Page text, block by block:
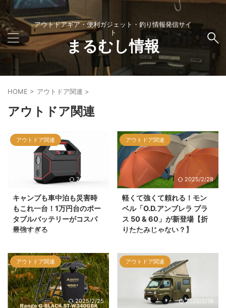
アウトドアギア・便利ガジェット・釣り情報発信サイ
ト
まるむし情報
HOME > アウトドア関連 >
アウトドア関連
アウトドア関連
2025/3/10
キャンプも車中泊も災害時
もこれ一台！1万円台のポー
タブルバッテリーがコスパ
最強すぎる
テリーに興味を持っているけど、
ちょっとお高いから手を出しづら
い方、キャンプなどのアウトドア
が好きだけど荷物をあまり増やし
たくないからポータブルバッテリ
ー購入に躊躇されている方は意外
アウトドア関連
2025/2/28
軽くて強くて頼れる！モン
ベル「O.D.アンブレラ プラ
ス 50 & 60」が新登場【折
りたたみじゃない？】
アンブレラ」シリーズに、新たな
仲間が登場！ その名も「O.D.アン
ブレラ プラス 50」と「O.D.アン
ブレラ プラス 60」。
アウトドア関連
2025/2/25
アウトドア関連
2025/2/19